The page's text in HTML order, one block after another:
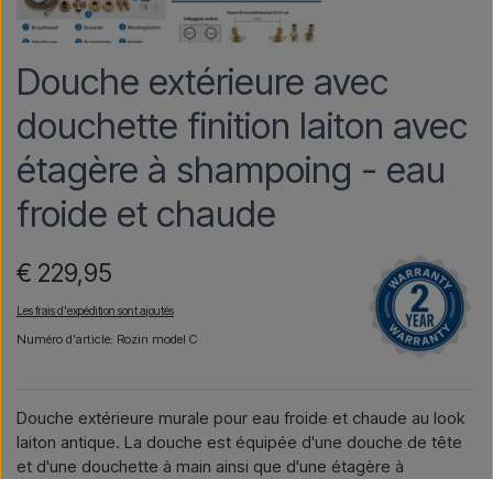
Douche extérieure avec
douchette finition laiton avec
étagère à shampoing - eau
froide et chaude
€ 229,95
Les frais d'expédition sont ajoutés
Numéro d'article: Rozin model C
Douche extérieure murale pour eau froide et chaude au look
laiton antique. La douche est équipée d'une douche de tête
et d'une douchette à main ainsi que d'une étagère à